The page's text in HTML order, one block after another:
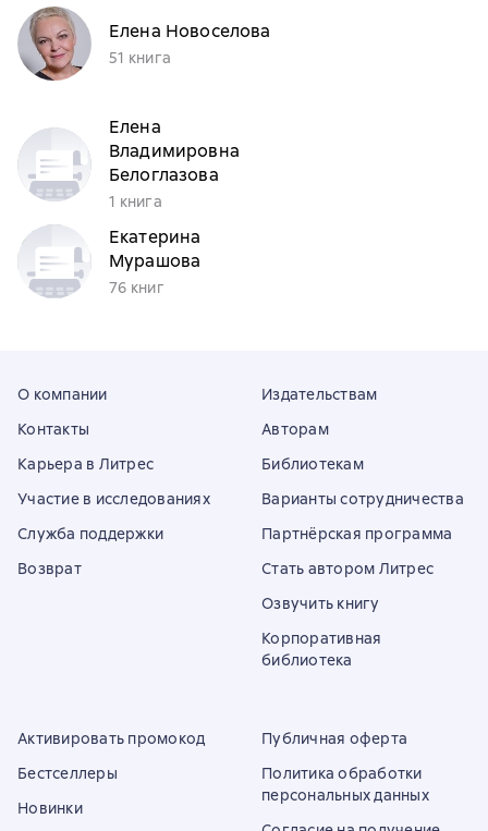
Елена Новоселова
51 книга
Елена
Владимировна
Белоглазова
1 книга
Екатерина
Мурашова
76 книг
О компании
Контакты
Карьера в Литрес
Участие в исследованиях
Служба поддержки
Возврат
Издательствам
Авторам
Библиотекам
Варианты сотрудничества
Партнёрская программа
Стать автором Литрес
Озвучить книгу
Корпоративная
библиотека
Активировать промокод
Бестселлеры
Новинки
Публичная оферта
Политика обработки
персональных данных